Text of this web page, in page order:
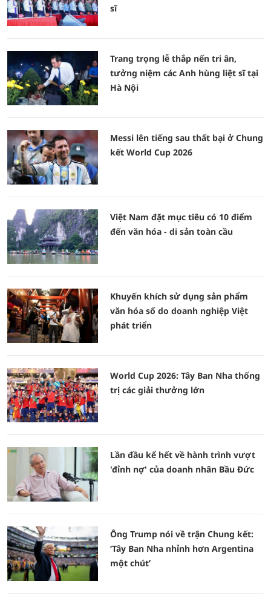
sĩ
Trang trọng lễ thắp nến tri ân,
tưởng niệm các Anh hùng liệt sĩ tại
Hà Nội
Messi lên tiếng sau thất bại ở Chung
kết World Cup 2026
Việt Nam đặt mục tiêu có 10 điểm
đến văn hóa - di sản toàn cầu
Khuyến khích sử dụng sản phẩm
văn hóa số do doanh nghiệp Việt
phát triển
World Cup 2026: Tây Ban Nha thống
trị các giải thưởng lớn
Lần đầu kể hết về hành trình vượt
'đỉnh nợ' của doanh nhân Bầu Đức
Ông Trump nói về trận Chung kết:
‘Tây Ban Nha nhỉnh hơn Argentina
một chút’